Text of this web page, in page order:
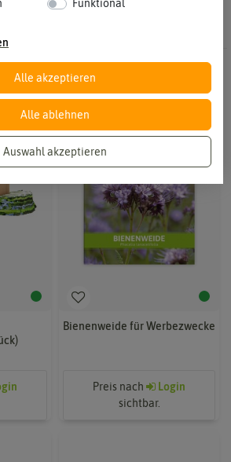
Bienenweide für Werbezwecke
Preis nach
Login
sichtbar.
Funktional
Alle akzeptieren
Alle ablehnen
Auswahl akzeptieren